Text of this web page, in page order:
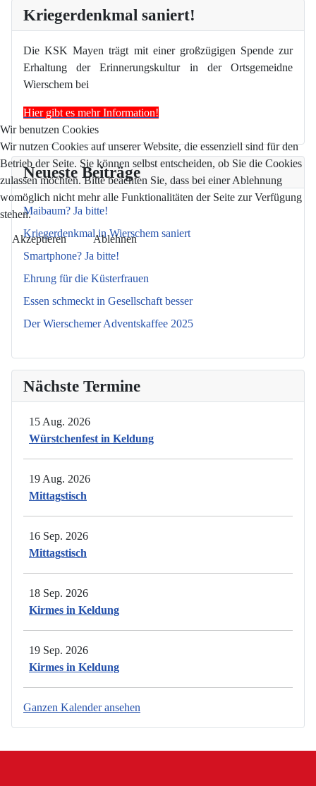
Kriegerdenkmal saniert!
Die KSK Mayen trägt mit einer großzügigen Spende zur
Erhaltung der Erinnerungskultur in der Ortsgemeidne
Wierschem bei
Hier gibt es mehr Information!
Neueste Beiträge
Maibaum? Ja bitte!
Kriegerdenkmal in Wierschem saniert
Smartphone? Ja bitte!
Ehrung für die Küsterfrauen
Essen schmeckt in Gesellschaft besser
Der Wierschemer Adventskaffee 2025
Nächste Termine
15 Aug. 2026
Würstchenfest in Keldung
19 Aug. 2026
Mittagstisch
16 Sep. 2026
Mittagstisch
18 Sep. 2026
Kirmes in Keldung
19 Sep. 2026
Kirmes in Keldung
Ganzen Kalender ansehen
Wir benutzen Cookies
Wir nutzen Cookies auf unserer Website, die essenziell sind für den
Betrieb der Seite. Sie können selbst entscheiden, ob Sie die Cookies
zulassen möchten. Bitte beachten Sie, dass bei einer Ablehnung
womöglich nicht mehr alle Funktionalitäten der Seite zur Verfügung
stehen.
Akzeptieren Ablehnen